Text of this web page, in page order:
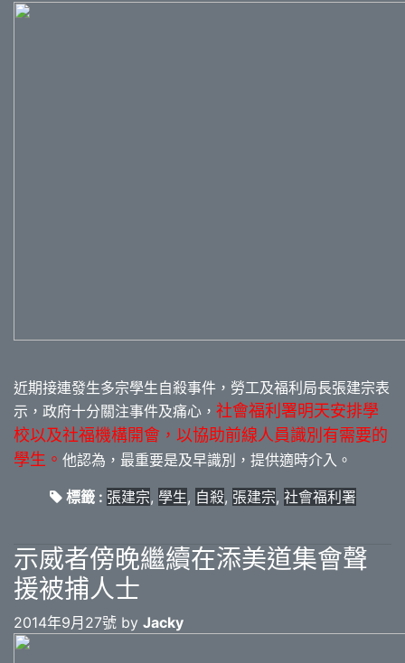
近期接連發生多宗學生自殺事件，勞工及福利局長張建宗表
示，政府十分關注事件及痛心， 社會福利署明天安排學
校以及社福機構開會，以協助前線人員識別有需要的
學生。 他認為，最重要是及早識別，提供適時介入。
標籤 : 張建宗, 學生, 自殺, 張建宗, 社會福利署
示威者傍晚繼續在添美道集會聲
援被捕人士
2014年9月27號 by Jacky